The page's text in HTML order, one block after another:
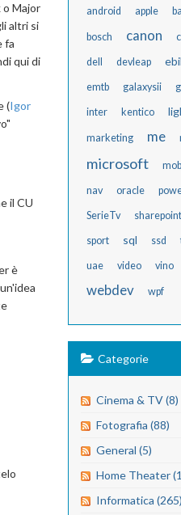
o Major
altri si
fa
qui di
(Igor
il CU
è
android apple
bosch canon
dell devleap
emtb galaxysii
inter kentico
marketing me
microsoft
nav oracle
SerieTv sharepoint
sport sql ssd
uae video vino
webdev wpf
Categorie
Cinema & TV (8)
Fotografia (88)
General (5)
Home Theater
Informatica (265)